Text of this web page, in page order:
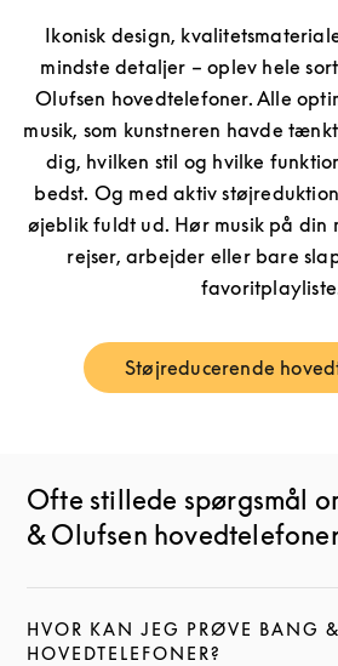
Ikonisk design,
mindste detaljer – oplev hele
Olufsen hovedtelefoner. Alle
musik, som kunstneren havde
dig, hvilken stil og hvilke
bedst. Og med aktiv
øjeblik fuldt ud. Hør musik på din
rejser, arbejder eller bare
StøjreducerendeLink
Ofte stillede spørgsmål
& Olufsen
HVOR KAN JEG PRØVE BANG
HOVEDTELEFONER?
KLIK FOR AT UDVIDE DENNE